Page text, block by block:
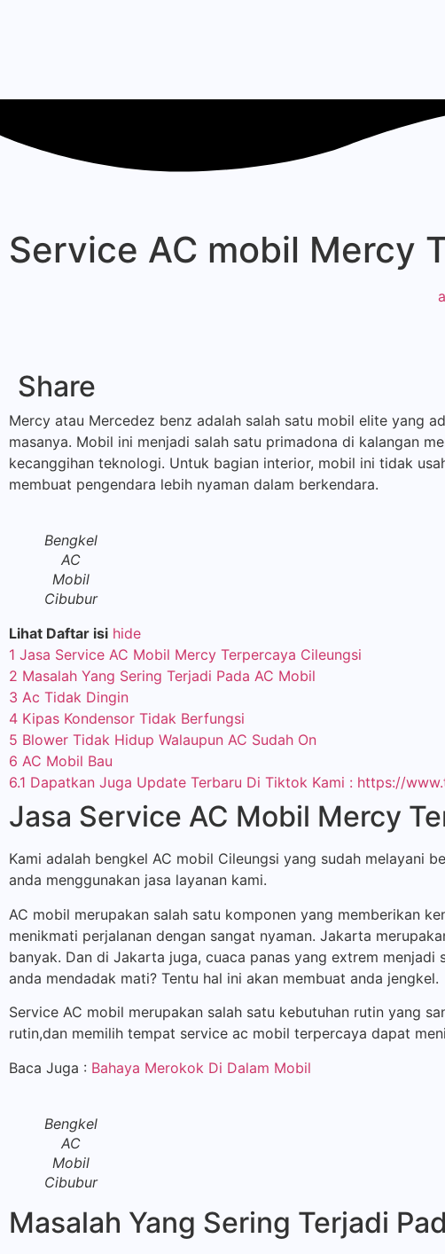
Service AC mobil Mercy
Share
Mercy atau Mercedez benz adalah salah satu mobil elite yang
masanya. Mobil ini menjadi salah satu primadona di kalangan
kecanggihan teknologi. Untuk bagian interior, mobil ini tidak
membuat pengendara lebih nyaman dalam berkendara.
Bengkel
AC
Mobil
Cibubur
Lihat Daftar isi hide
1 Jasa Service AC Mobil Mercy Terpercaya Cileungsi
2 Masalah Yang Sering Terjadi Pada AC Mobil
3 Ac Tidak Dingin
4 Kipas Kondensor Tidak Berfungsi
5 Blower Tidak Hidup Walaupun AC Sudah On
6 AC Mobil Bau
6.1 Dapatkan Juga Update Terbaru Di Tiktok Kami : https://
Jasa Service AC Mobil Mercy
Kami adalah bengkel AC mobil Cileungsi yang sudah melayani
anda menggunakan jasa layanan kami.
AC mobil merupakan salah satu komponen yang memberikan
menikmati perjalanan dengan sangat nyaman. Jakarta
banyak. Dan di Jakarta juga, cuaca panas yang extrem
anda mendadak mati? Tentu hal ini akan membuat anda jengkel.
Service AC mobil merupakan salah satu kebutuhan rutin yang
rutin,dan memilih tempat service ac mobil terpercaya dapat
Baca Juga : Bahaya Merokok Di Dalam Mobil
Bengkel
AC
Mobil
Cibubur
Masalah Yang Sering Terjadi